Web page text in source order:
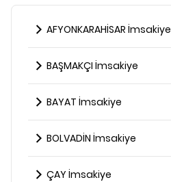
AFYONKARAHİSAR İmsakiye
BAŞMAKÇI İmsakiye
BAYAT İmsakiye
BOLVADİN İmsakiye
ÇAY İmsakiye